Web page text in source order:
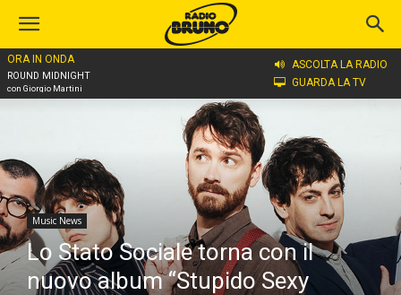
ORA IN ONDA
ROUND MIDNIGHT
con Giorgio Martini
ASCOLTA LA RADIO
GUARDA LA TV
Home
Music News
Lo Stato Sociale torna con il
nuovo album “Stupido Sexy